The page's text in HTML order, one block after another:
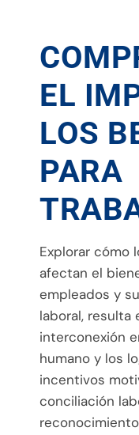
EL
LOS
PARA
Explorar cómo
afectan el
empleados y
laboral, resulta
interconexión
humano y los
incentivos
conciliación